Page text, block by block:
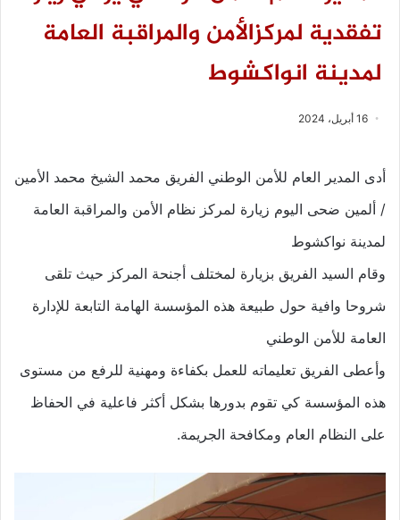
تفقدية لمركزالأمن والمراقبة العامة
لمدينة انواكشوط
16 أبريل، 2024
أدى المدير العام للأمن الوطني الفريق محمد الشيخ محمد الأمين
/ ألمين ضحى اليوم زيارة لمركز نظام الأمن والمراقبة العامة
لمدينة نواكشوط
وقام السيد الفريق بزيارة لمختلف أجنحة المركز حيث تلقى
شروحا وافية حول طبيعة هذه المؤسسة الهامة التابعة للإدارة
العامة للأمن الوطني
وأعطى الفريق تعليماته للعمل بكفاءة ومهنية للرفع من مستوى
هذه المؤسسة كي تقوم بدورها بشكل أكثر فاعلية في الحفاظ
على النظام العام ومكافحة الجريمة.